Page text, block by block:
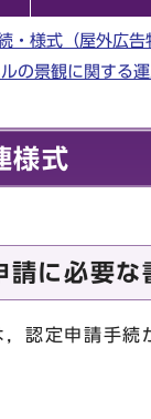
・様式（屋外広告
の景観に関する
様式
請に必要な
認定申請手続